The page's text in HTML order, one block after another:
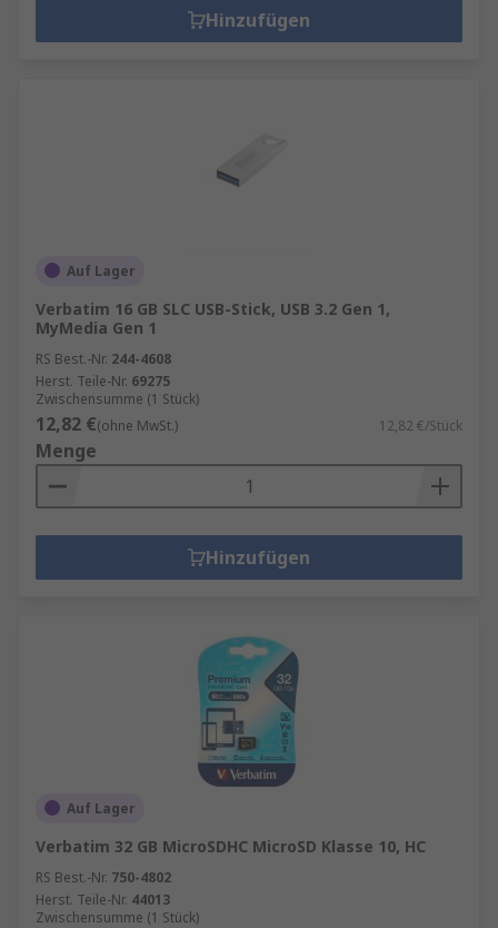
Hinzufügen
Auf Lager
Verbatim 16 GB SLC USB-Stick, USB 3.2 Gen 1,
MyMedia Gen 1
RS Best.-Nr. 244-4608
Herst. Teile-Nr. 69275
Zwischensumme (1 Stück)
12,82 €(ohne MwSt.) 12,82 €/Stück
Menge
Hinzufügen
Auf Lager
Verbatim 32 GB MicroSDHC MicroSD Klasse 10, HC
RS Best.-Nr. 750-4802
Herst. Teile-Nr. 44013
Zwischensumme (1 Stück)